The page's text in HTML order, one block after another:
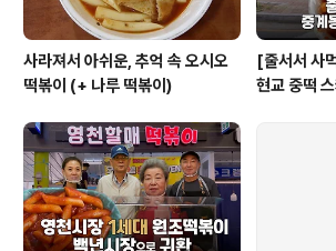
사라져서 아쉬운, 추억 속 오시오
떡볶이 (+ 나루 떡볶이)
[줄서서 사
현교 중떡